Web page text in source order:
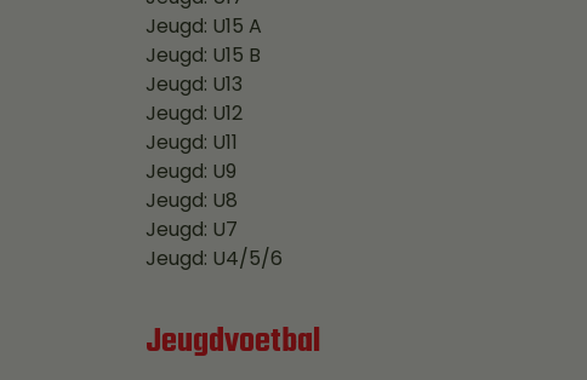
Jeugd: U15 A
Jeugd: U15 B
Jeugd: U13
Jeugd: U12
Jeugd: U11
Jeugd: U9
Jeugd: U8
Jeugd: U7
Jeugd: U4/5/6
Jeugdvoetbal